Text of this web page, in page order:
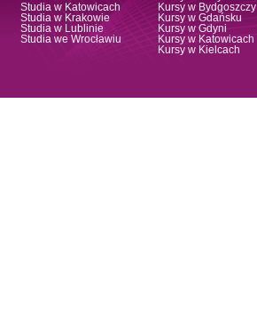
Studia w Katowicach
Studia w Krakowie
Studia w Lublinie
Studia we Wrocławiu
Kursy w Bydgoszczy
Kursy w Gdańsku
Kursy w Gdyni
Kursy w Katowicach
Kursy w Kielcach